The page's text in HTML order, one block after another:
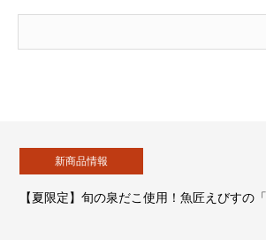
の泉だこ使用！魚匠えびすの「たこ飯セット」